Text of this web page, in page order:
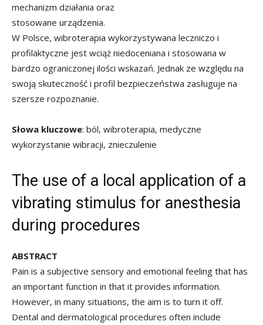
mechanizm działania oraz
stosowane urządzenia.
W Polsce, wibroterapia wykorzystywana leczniczo i
profilaktyczne jest wciąż niedoceniana i stosowana w
bardzo ograniczonej ilości wskazań. Jednak ze względu na
swoją skuteczność i profil bezpieczeństwa zasługuje na
szersze rozpoznanie.
Słowa kluczowe: ból, wibroterapia, medyczne
wykorzystanie wibracji, znieczulenie
The use of a local application of a
vibrating stimulus for anesthesia
during procedures
ABSTRACT
Pain is a subjective sensory and emotional feeling that has
an important function in that it provides information.
However, in many situations, the aim is to turn it off.
Dental and dermatological procedures often include